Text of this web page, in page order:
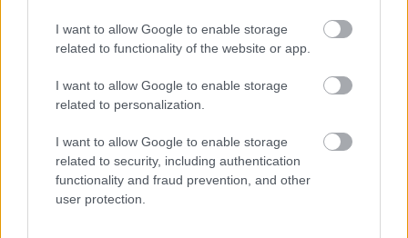
I want to allow Google to enable storage
related to functionality of the website or app.
I want to allow Google to enable storage
related to personalization.
I want to allow Google to enable storage
related to security, including authentication
functionality and fraud prevention, and other
user protection.
Flottakezelés a gyakorlatban – tényleg megéri!
Meghoztuk a döntést, gépkocsiflottánkat flottakezelőre bízzuk.